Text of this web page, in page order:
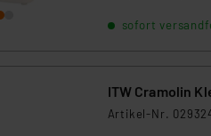
so z. B. bei
sofort
ITW Cramolin
Artikel-Nr.